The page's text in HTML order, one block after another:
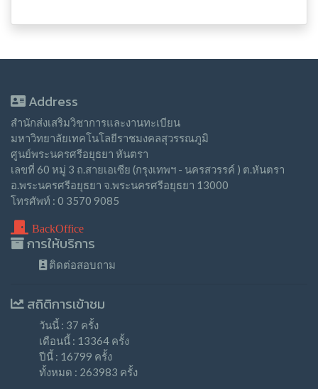
Address
สำนักส่งเสริมวิชาการและงานทะเบียน
มหาวิทยาลัยเทคโนโลยีราชมงคลสุวรรณภูมิ
ศูนย์พระนครศรีอยุธยา หันตรา
เลขที่ 60 หมู่ 3 ถ.สายเอเซีย (กรุงเทพฯ - นครสวรรค์ ) ต.หันตรา
อ.พระนครศรีอยุธยา จ.พระนครศรีอยุธยา 13000
โทรศัพท์ : 0 3570 9085
BackOffice
การให้บริการ
ติดต่อสอบถาม
สถิติการเข้าชม
วันนี้ : 37 ครั้ง
เดือนนี้ : 13364 ครั้ง
ปีนี้ : 16799 ครั้ง
ทั้งหมด : 263983 ครั้ง